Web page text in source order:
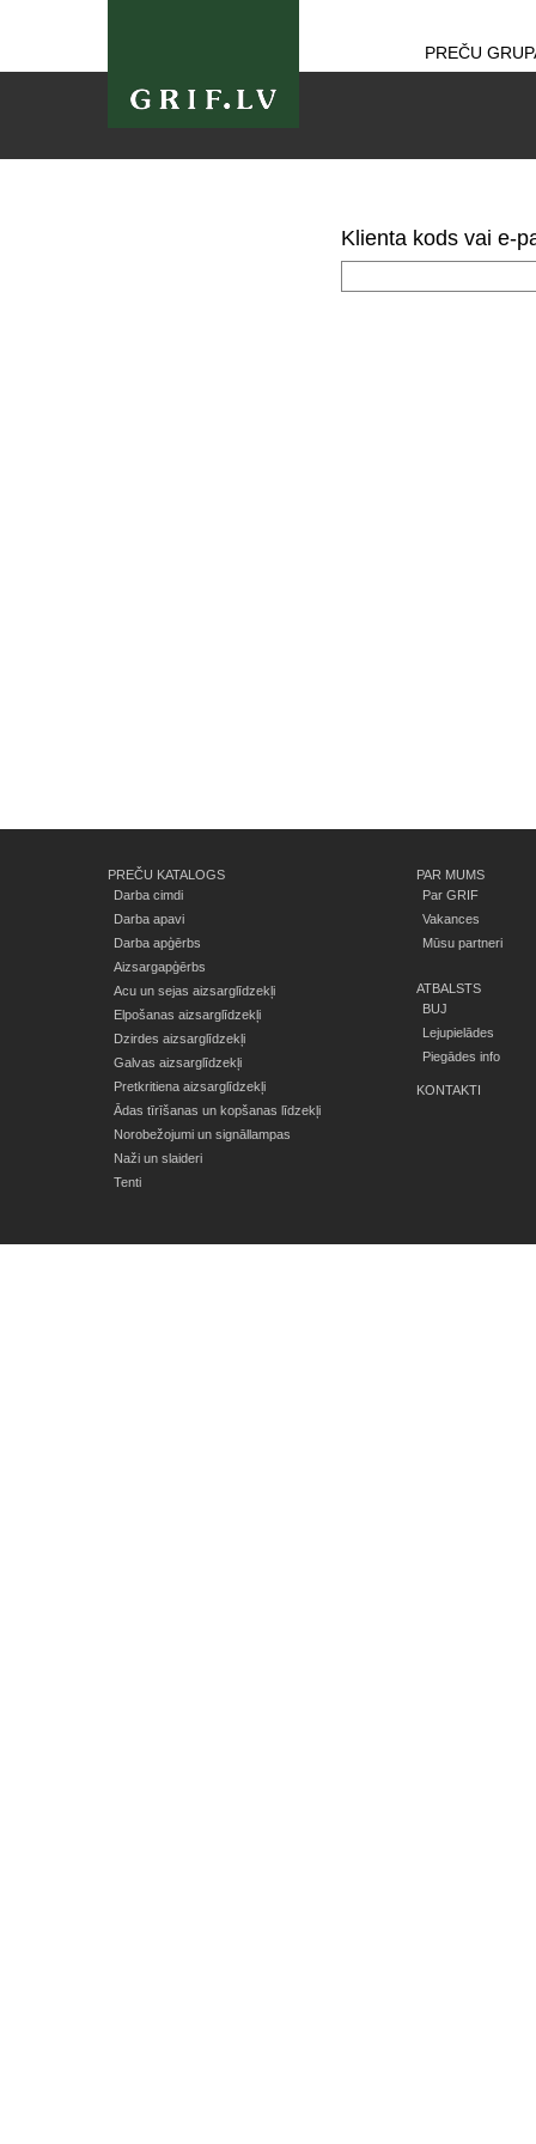
PREČU
Klienta kods vai e-
PREČU KATALOGS
Darba cimdi
Darba apavi
Darba apģērbs
Aizsargapģērbs
Acu un sejas aizsarglīdzekļi
Elpošanas aizsarglīdzekļi
Dzirdes aizsarglīdzekļi
Galvas aizsarglīdzekļi
Pretkritiena aizsarglīdzekļi
Ādas tīrīšanas un kopšanas līdzekļi
Norobežojumi un signāllampas
Naži un slaideri
Tenti
PAR MUMS
Par GRIF
Vakances
Mūsu partneri
ATBALSTS
BUJ
Lejupielādes
Piegādes info
KONTAKTI